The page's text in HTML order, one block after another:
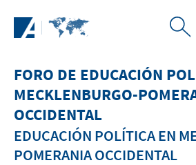
FORO DE EDUCACIÓN
MECKLENBURGO-
OCCIDENTAL
EDUCACIÓN POLÍTICA EN
POMERANIA OCCIDENTAL